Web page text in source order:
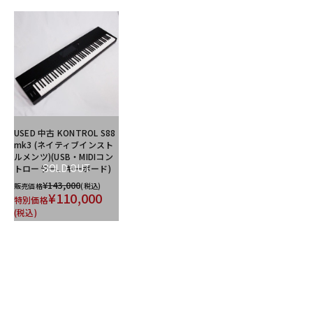
SOLD OUT
USED 中古 KONTROL S88
mk3 (ネイティブインスト
ルメンツ)(USB・MIDIコン
トローラー、キーボード)
販売価格¥143,000(税込)
特別価格¥110,000
(税込)